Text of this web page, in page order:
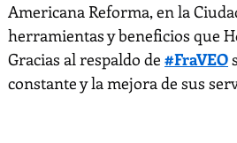
Americana Reforma, en la
herramientas y beneficios que
Gracias al respaldo de #FraVEO
constante y la mejora de sus